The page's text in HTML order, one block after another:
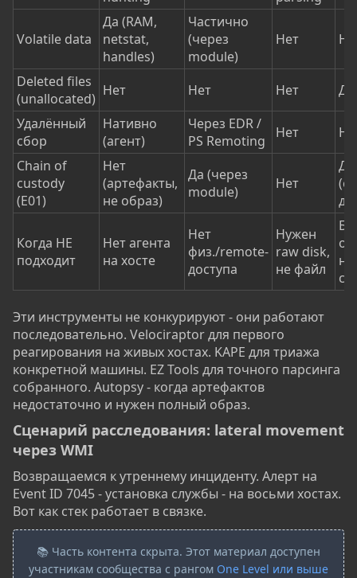
Volatile data
Да (RAM,
netstat,
handles)
Частично
(через
module)
Нет
Deleted files
(unallocated) Нет Нет Нет
Да
Удалённый
сбор
Нативно
(агент)
Через EDR /
PS Remoting
Нет
Chain of
custody
(E01)
Нет
(артефакты,
не образ)
Да (через
module)
Нет
Да
Когда НЕ
подходит
Нет агента
на хосте
Нет
физ./remote-
доступа
Нужен
raw disk,
не файл
Эти инструменты не конкурируют - они работают
последовательно. Velociraptor для первого
реагирования на живых хостах. KAPE для триажа
конкретной машины. EZ Tools для точного парсинга
собранного. Autopsy - когда артефактов
недостаточно и нужен полный образ.
Сценарий расследования: lateral movement
через WMI​
Возвращаемся к утреннему инциденту. Алерт на
Event ID 7045 - установка службы - на восьми хостах.
Вот как стек работает в связке.
📚 Часть контента скрыта. Этот материал доступен
участникам сообщества с рангом One Level или выше